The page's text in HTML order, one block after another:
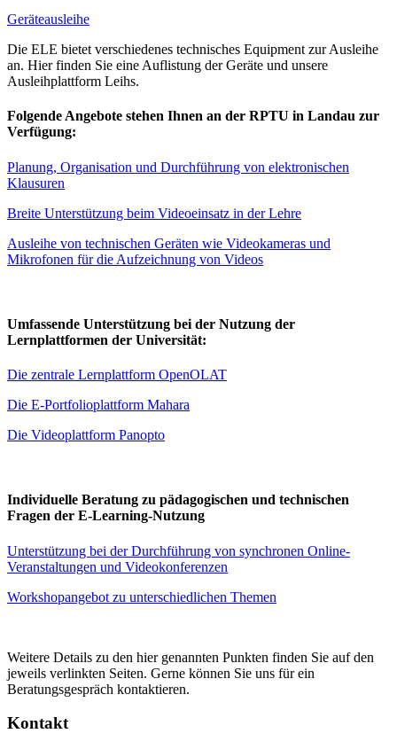
Geräteausleihe
Die ELE bietet verschiedenes technisches Equipment zur Ausleihe
an. Hier finden Sie eine Auflistung der Geräte und unsere
Ausleihplattform Leihs.
Folgende Angebote stehen Ihnen an der RPTU in Landau zur
Verfügung:
Planung, Organisation und Durchführung von elektronischen
Klausuren
Breite Unterstützung beim Videoeinsatz in der Lehre
Ausleihe von technischen Geräten wie Videokameras und
Mikrofonen für die Aufzeichnung von Videos
Umfassende Unterstützung bei der Nutzung der
Lernplattformen der Universität:
Die zentrale Lernplattform OpenOLAT
Die E-Portfolioplattform Mahara
Die Videoplattform Panopto
Individuelle Beratung zu pädagogischen und technischen
Fragen der E-Learning-Nutzung
Unterstützung bei der Durchführung von synchronen Online-
Veranstaltungen und Videokonferenzen
Workshopangebot zu unterschiedlichen Themen
Weitere Details zu den hier genannten Punkten finden Sie auf den
jeweils verlinkten Seiten. Gerne können Sie uns für ein
Beratungsgespräch kontaktieren.
Kontakt